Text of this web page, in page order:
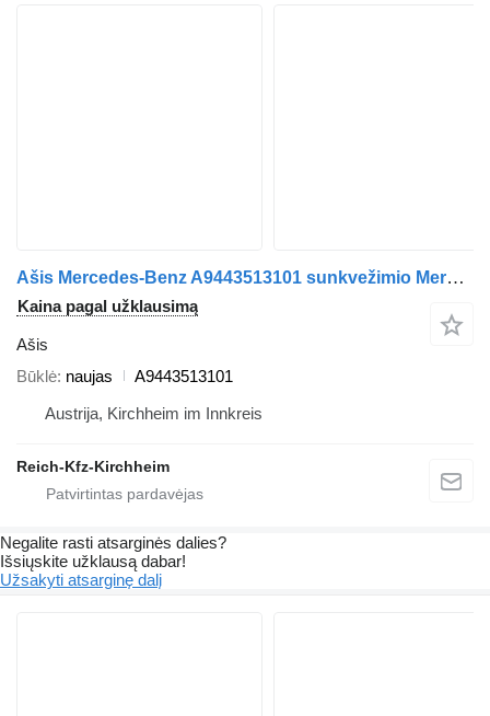
Ašis Mercedes-Benz A9443513101 sunkvežimio Mercedes-Benz Actros Arocs
Kaina pagal užklausimą
Ašis
Būklė naujas
A9443513101
Austrija, Kirchheim im Innkreis
Reich-Kfz-Kirchheim
Negalite rasti atsarginės dalies?
Išsiųskite užklausą dabar!
Užsakyti atsarginę dalį